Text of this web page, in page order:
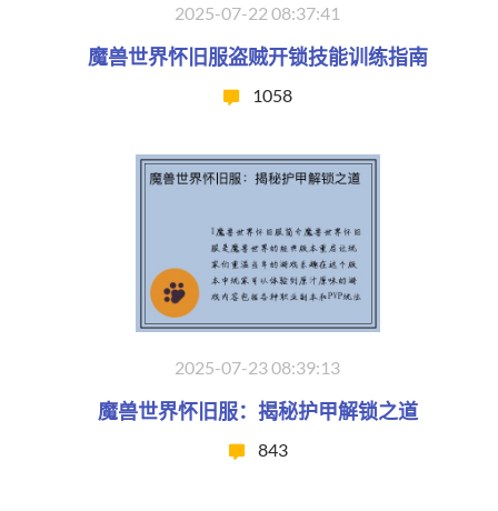
2025-07-22 08:37:41
魔兽世界怀旧服盗贼开锁技能训练指南
1058
2025-07-23 08:39:13
魔兽世界怀旧服：揭秘护甲解锁之道
843